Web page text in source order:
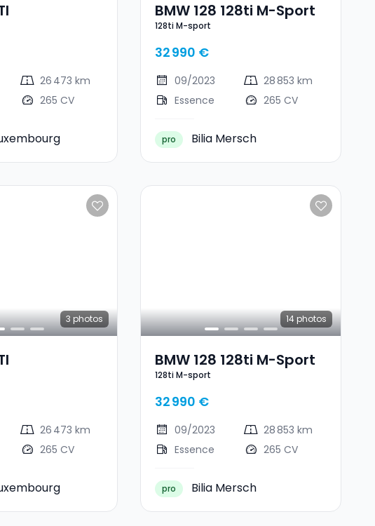
26 473 km
265 CV
BMW 128 128ti M-Sport
128ti M-sport
32 990 €
09/2023
28 853 km
Essence
265 CV
pro Bilia Mersch
3 photos
26 473 km
265 CV
14photos
BMW 128 128ti M-Sport
128ti M-sport
32 990 €
09/2023
28 853 km
Essence
265 CV
pro Bilia Mersch